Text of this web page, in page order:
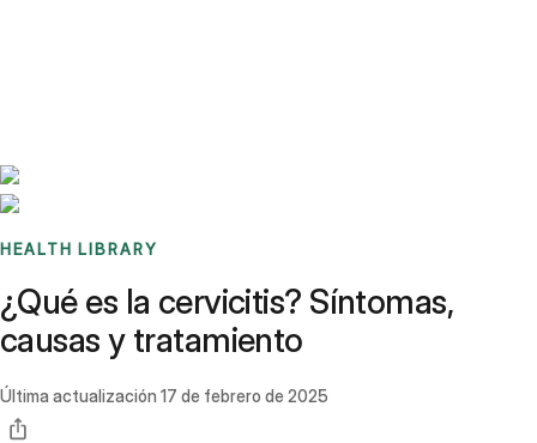
HEALTH LIBRARY
¿Qué es la cervicitis? Síntomas,
causas y tratamiento
Última actualización 17 de febrero de 2025